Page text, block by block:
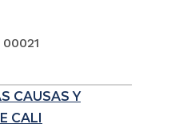
CAUSAS Y
CALI